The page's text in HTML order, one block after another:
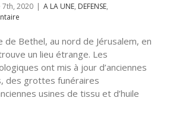
2020 | A LA UNE, DEFENSE,
de Bethel, au nord de Jérusalem, en
un lieu étrange. Les
ont mis à jour d’anciennes
des grottes funéraires
usines de tissu et d’huile